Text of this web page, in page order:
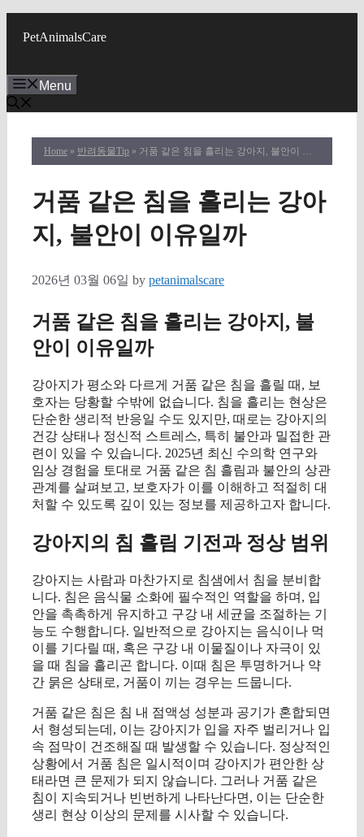
PetAnimalsCare
Menu
Home » 반려동물Tip » 거품 같은 침을 흘리는 강아지, 불안이 이유일까
거품 같은 침을 흘리는 강아
지, 불안이 이유일까
2026년 03월 06일 by petanimalscare
거품 같은 침을 흘리는 강아지, 불
안이 이유일까
강아지가 평소와 다르게 거품 같은 침을 흘릴 때, 보
호자는 당황할 수밖에 없습니다. 침을 흘리는 현상은
단순한 생리적 반응일 수도 있지만, 때로는 강아지의
건강 상태나 정신적 스트레스, 특히 불안과 밀접한 관
련이 있을 수 있습니다. 2025년 최신 수의학 연구와
임상 경험을 토대로 거품 같은 침 흘림과 불안의 상관
관계를 살펴보고, 보호자가 이를 이해하고 적절히 대
처할 수 있도록 깊이 있는 정보를 제공하고자 합니다.
강아지의 침 흘림 기전과 정상 범위
강아지는 사람과 마찬가지로 침샘에서 침을 분비합
니다. 침은 음식물 소화에 필수적인 역할을 하며, 입
안을 촉촉하게 유지하고 구강 내 세균을 조절하는 기
능도 수행합니다. 일반적으로 강아지는 음식이나 먹
이를 기다릴 때, 혹은 구강 내 이물질이나 자극이 있
을 때 침을 흘리곤 합니다. 이때 침은 투명하거나 약
간 묽은 상태로, 거품이 끼는 경우는 드뭅니다.
거품 같은 침은 침 내 점액성 성분과 공기가 혼합되면
서 형성되는데, 이는 강아지가 입을 자주 벌리거나 입
속 점막이 건조해질 때 발생할 수 있습니다. 정상적인
상황에서 거품 침은 일시적이며 강아지가 편안한 상
태라면 큰 문제가 되지 않습니다. 그러나 거품 같은
침이 지속되거나 빈번하게 나타난다면, 이는 단순한
생리 현상 이상의 문제를 시사할 수 있습니다.